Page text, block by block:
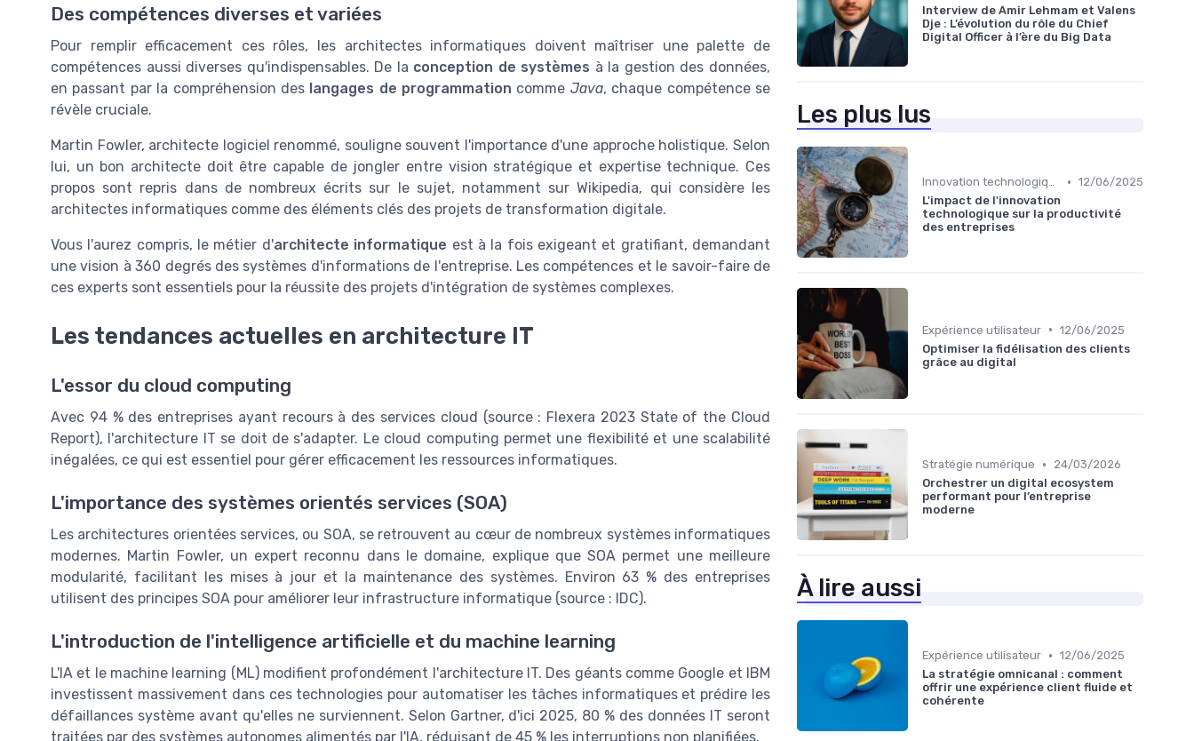
Des compétences diverses et variées
Pour remplir efficacement ces rôles, les architectes informatiques doivent maîtriser une palette de
compétences aussi diverses qu'indispensables. De la conception de systèmes à la gestion des données,
en passant par la compréhension des langages de programmation comme Java, chaque compétence se
révèle cruciale.
Martin Fowler, architecte logiciel renommé, souligne souvent l'importance d'une approche holistique. Selon
lui, un bon architecte doit être capable de jongler entre vision stratégique et expertise technique. Ces
propos sont repris dans de nombreux écrits sur le sujet, notamment sur Wikipedia, qui considère les
architectes informatiques comme des éléments clés des projets de transformation digitale.
Vous l'aurez compris, le métier d'architecte informatique est à la fois exigeant et gratifiant, demandant
une vision à 360 degrés des systèmes d'informations de l'entreprise. Les compétences et le savoir-faire de
ces experts sont essentiels pour la réussite des projets d'intégration de systèmes complexes.
Les tendances actuelles en architecture IT
L'essor du cloud computing
Avec 94 % des entreprises ayant recours à des services cloud (source : Flexera 2023 State of the Cloud
Report), l'architecture IT se doit de s'adapter. Le cloud computing permet une flexibilité et une scalabilité
inégalées, ce qui est essentiel pour gérer efficacement les ressources informatiques.
L'importance des systèmes orientés services (SOA)
Les architectures orientées services, ou SOA, se retrouvent au cœur de nombreux systèmes informatiques
modernes. Martin Fowler, un expert reconnu dans le domaine, explique que SOA permet une meilleure
modularité, facilitant les mises à jour et la maintenance des systèmes. Environ 63 % des entreprises
utilisent des principes SOA pour améliorer leur infrastructure informatique (source : IDC).
L'introduction de l'intelligence artificielle et du machine learning
L'IA et le machine learning (ML) modifient profondément l'architecture IT. Des géants comme Google et IBM
investissent massivement dans ces technologies pour automatiser les tâches informatiques et prédire les
défaillances système avant qu'elles ne surviennent. Selon Gartner, d'ici 2025, 80 % des données IT seront
traitées par des systèmes autonomes alimentés par l'IA, réduisant de 45 % les interruptions non planifiées.
Interview de Amir Lehmam et Valens
Dje : L’évolution du rôle du Chief
Digital Officer à l’ère du Big Data
Les plus lus
Innovation technologique • 12/06/2025
L'impact de l'innovation
technologique sur la productivité
des entreprises
Expérience utilisateur • 12/06/2025
Optimiser la fidélisation des clients
grâce au digital
Stratégie numérique •
24/03/2026
Orchestrer un digital ecosystem
performant pour l’entreprise
moderne
À lire aussi
Expérience utilisateur • 12/06/2025
La stratégie omnicanal : comment
offrir une expérience client fluide et
cohérente